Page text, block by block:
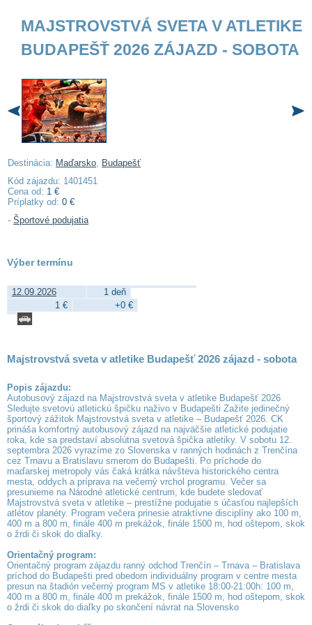
MAJSTROVSTVÁ SVETA V ATLETIKE
BUDAPEŠŤ 2026 ZÁJAZD - SOBOTA
Destinácia: Maďarsko, Budapešť
Kód zájazdu: 1401451
Cena od: 1 €
Príplatky od: 0 €
- Športové podujatia
Výber termínu
12.09.2026
1 deň
1 €
+0 €
Majstrovstvá sveta v atletike Budapešť 2026 zájazd - sobota
Popis zájazdu:
Autobusový zájazd na Majstrovstvá sveta v atletike Budapešť 2026
Sledujte svetovú atletickú špičku naživo v Budapešti Zažite jedinečný
športový zážitok Majstrovstvá sveta v atletike – Budapešť 2026. CK
prináša komfortný autobusový zájazd na najväčšie atletické podujatie
roka, kde sa predstaví absolútna svetová špička atletiky. V sobotu 12.
septembra 2026 vyrazíme zo Slovenska v ranných hodinách z Trenčína
cez Trnavu a Bratislavu smerom do Budapešti. Po príchode do
maďarskej metropoly vás čaká krátka návšteva historického centra
mesta, oddych a príprava na večerný vrchol programu. Večer sa
presunieme na Národné atletické centrum, kde budete sledovať
Majstrovstvá sveta v atletike – prestížne podujatie s účasťou najlepších
atlétov planéty. Program večera prinesie atraktívne disciplíny ako 100 m,
400 m a 800 m, finále 400 m prekážok, finále 1500 m, hod oštepom, skok
o žrdi či skok do diaľky.
Orientačný program:
Orientačný program zájazdu ranný odchod Trenčín – Trnava – Bratislava
príchod do Budapešti pred obedom individuálny program v centre mesta
presun na štadión večerný program MS v atletike 18:00-21:00h: 100 m,
400 m a 800 m, finále 400 m prekážok, finále 1500 m, hod oštepom, skok
o žrdi či skok do diaľky po skončení návrat na Slovensko